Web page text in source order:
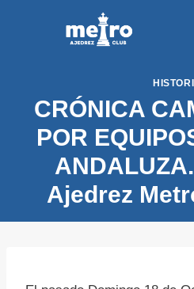
CRÓNICA
POR
Ajedrez